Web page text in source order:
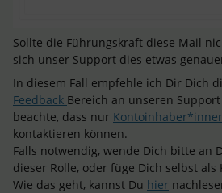
Sollte die Führungskraft diese Mail
sich unser Support dies etwas
In diesem Fall empfehle ich Dir Dich
Feedback Bereich an unseren
beachte, dass nur
kontaktieren können.
Falls notwendig, wende Dich bitte an
dieser Rolle, oder füge Dich selbst
Wie das geht, kannst Du hier